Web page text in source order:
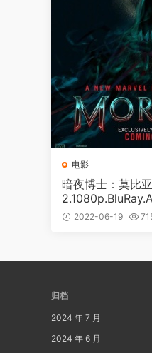
电影
暗夜博士：莫比
5.1 [BDMV
2022-06-19
归档
2024 年 7 月
2024 年 6 月